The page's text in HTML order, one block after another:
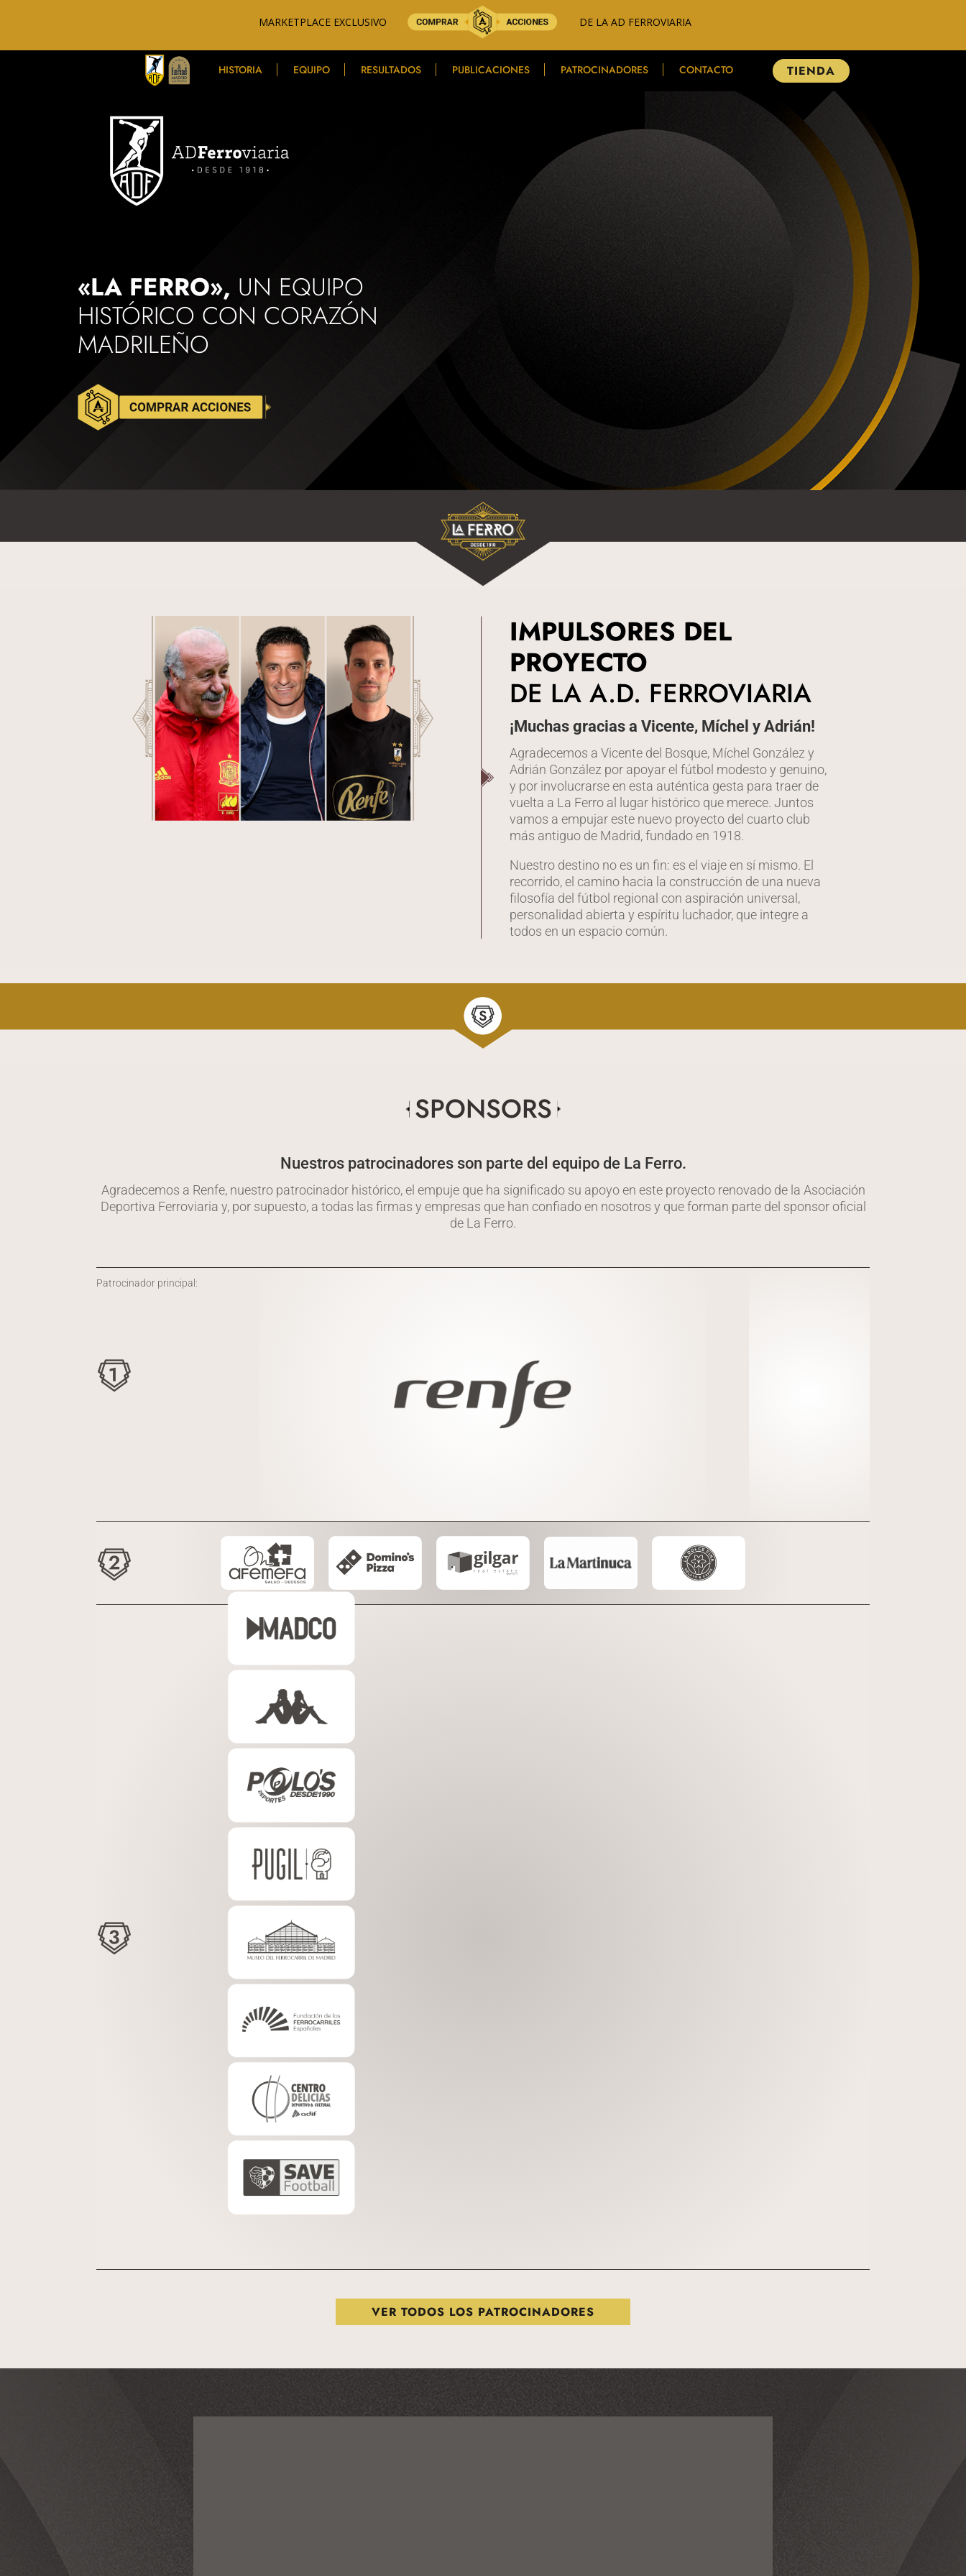
MARKETPLACE EXCLUSIVO DE LA AD FERROVIARIA
HISTORIA EQUIPO RESULTADOS PUBLICACIONES PATROCINADORES CONTACTO TIENDA
«LA FERRO», UN EQUIPO
HISTÓRICO CON CORAZÓN
MADRILEÑO
IMPULSORES DEL
PROYECTO
DE LA A.D. FERROVIARIA
¡Muchas gracias a Vicente, Míchel y Adrián!
Agradecemos a Vicente del Bosque, Míchel González y
Adrián González por apoyar el fútbol modesto y genuino,
y por involucrarse en esta auténtica gesta para traer de
vuelta a La Ferro al lugar histórico que merece. Juntos
vamos a empujar este nuevo proyecto del cuarto club
más antiguo de Madrid, fundado en 1918.
Nuestro destino no es un fin: es el viaje en sí mismo. El
recorrido, el camino hacia la construcción de una nueva
filosofía del fútbol regional con aspiración universal,
personalidad abierta y espíritu luchador, que integre a
todos en un espacio común.
SPONSORS
Nuestros patrocinadores son parte del equipo de La Ferro.
Agradecemos a Renfe, nuestro patrocinador histórico, el empuje que ha significado su apoyo en este proyecto renovado de la Asociación
Deportiva Ferroviaria y, por supuesto, a todas las firmas y empresas que han confiado en nosotros y que forman parte del sponsor oficial
de La Ferro.
Patrocinador principal:
VER TODOS LOS PATROCINADORES